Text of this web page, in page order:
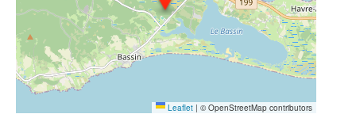
Leaflet | © OpenStreetMap contributors